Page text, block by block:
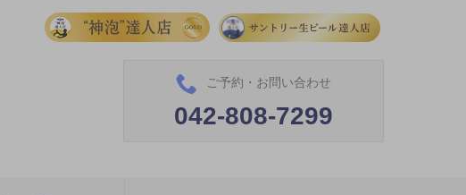
ご予約・お問い合わせ
042-808-7299